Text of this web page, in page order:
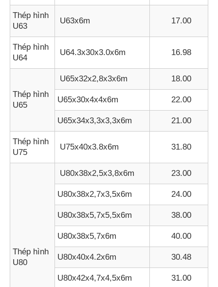
Thép hình
U63
U63x6m 17.00
Thép hình
U64
U64.3x30x3.0x6m 16.98
Thép hình
U65
U65x32x2,8x3x6m 18.00
U65x30x4x4x6m 22.00
U65x34x3,3x3,3x6m 21.00
Thép hình
U75
U75x40x3.8x6m 31.80
Thép hình
U80
U80x38x2,5x3,8x6m 23.00
U80x38x2,7x3,5x6m 24.00
U80x38x5,7x5,5x6m 38.00
U80x38x5,7x6m 40.00
U80x40x4.2x6m 30.48
U80x42x4,7x4,5x6m 31.00